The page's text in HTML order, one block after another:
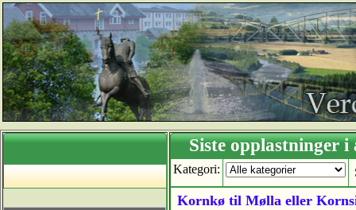
Siste
Kategori:
Kornkø til Mølla eller